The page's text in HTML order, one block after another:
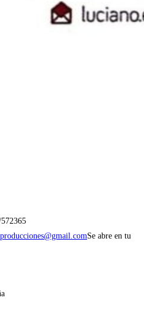
Se abre en tu